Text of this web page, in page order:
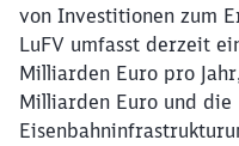
von Investitionen zum
LuFV umfasst derzeit
Milliarden Euro pro
Milliarden Euro und die